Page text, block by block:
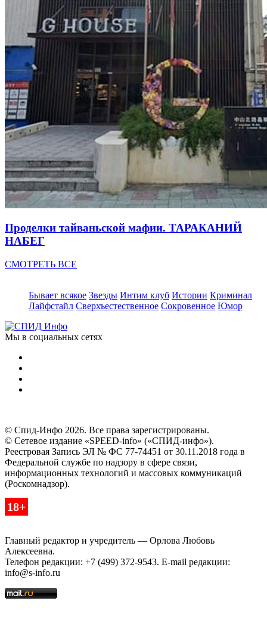
Проделки тайваньской мафии. ТАРАКАНИЙ
НАБЕГ
СМОТРЕТЬ ВСЕ
Бывает всякое Звезды Интим клуб Истории Криминал
Лайфстайл Сверхъестественное Сокровенное Юмор
Мы в социальных сетях
© Спид-Инфо 2026. Все права зарегистрированы.
© Сетевое издание «SPEED-info» («СПИД-инфо»).
Реестровая Запись ЭЛ № ФС 77-74451 от 30.11.2018 года в
Федеральной службе по надзору в сфере связи,
информационных технологий и массовых коммуникаций
(Роскомнадзор).
18+
Главный редактор и учредитель — Орлова Любовь
Алексеевна.
Телефон редакции: +7 (499) 372-9543. E-mail редакции:
info@s-info.ru